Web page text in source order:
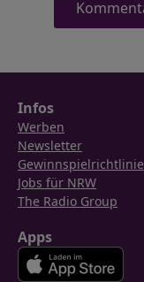
Infos
Werben
Newsletter
Gewinnspielrichtlinie
Jobs für NRW
The Radio Group
Apps